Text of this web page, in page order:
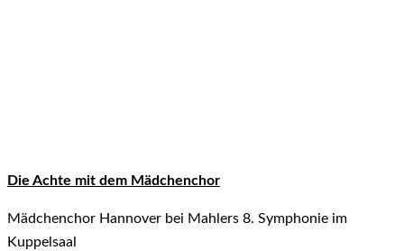
Die Achte mit dem Mädchenchor
Mädchenchor Hannover bei Mahlers 8. Symphonie im
Kuppelsaal